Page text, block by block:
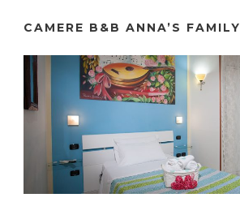
CAMERE B&B ANNA’S FAMILY